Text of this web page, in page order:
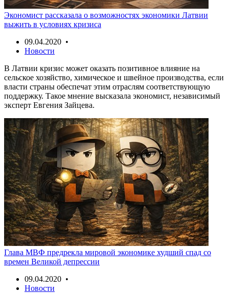
Экономист рассказала о возможностях экономики Латвии
выжить в условиях кризиса
09.04.2020 •
Новости
В Латвии кризис может оказать позитивное влияние на
сельское хозяйство, химическое и швейное производства, если
власти страны обеспечат этим отраслям соответствующую
поддержку. Такое мнение высказала экономист, независимый
эксперт Евгения Зайцева.
Глава МВФ предрекла мировой экономике худший спад со
времен Великой депрессии
09.04.2020 •
Новости